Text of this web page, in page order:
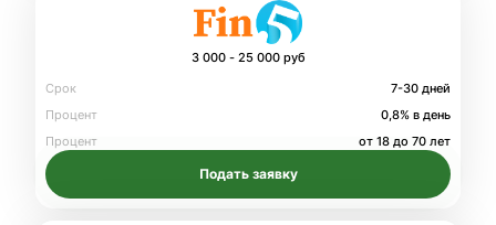
3 000 - 25 000 руб
Срок
7-30 дней
Процент
0,8% в день
Процент
от 18 до 70 лет
Подать заявку